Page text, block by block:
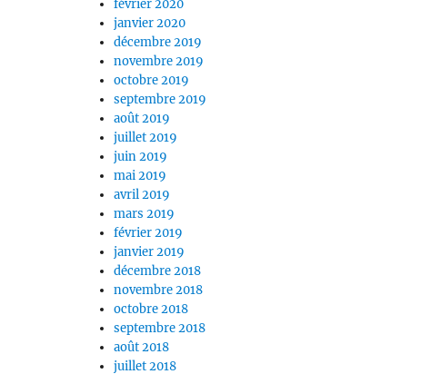
février 2020
janvier 2020
décembre 2019
novembre 2019
octobre 2019
septembre 2019
août 2019
juillet 2019
juin 2019
mai 2019
avril 2019
mars 2019
février 2019
janvier 2019
décembre 2018
novembre 2018
octobre 2018
septembre 2018
août 2018
juillet 2018